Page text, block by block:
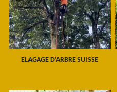
ELAGAGE D'ARBRE SUISSE